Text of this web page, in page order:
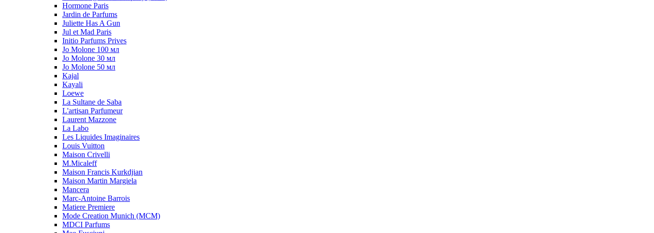
Hormone Paris
Jardin de Parfums
Juliette Has A Gun
Jul et Mad Paris
Initio Parfums Prives
Jo Molone 100 мл
Jo Molone 30 мл
Jo Molone 50 мл
Kajal
Kayali
Loewe
La Sultane de Saba
L'artisan Parfumeur
Laurent Mazzone
La Labo
Les Liquides Imaginaires
Louis Vuitton
Maison Crivelli
M.Micaleff
Maison Francis Kurkdjian
Maison Martin Margiela
Mancera
Marc-Antoine Barrois
Matiere Premiere
Mode Creation Munich (MCM)
MDCI Parfums